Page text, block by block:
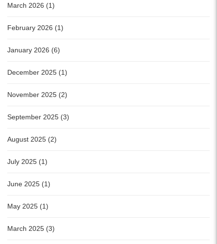
March 2026 (1)
February 2026 (1)
January 2026 (6)
December 2025 (1)
November 2025 (2)
September 2025 (3)
August 2025 (2)
July 2025 (1)
June 2025 (1)
May 2025 (1)
March 2025 (3)